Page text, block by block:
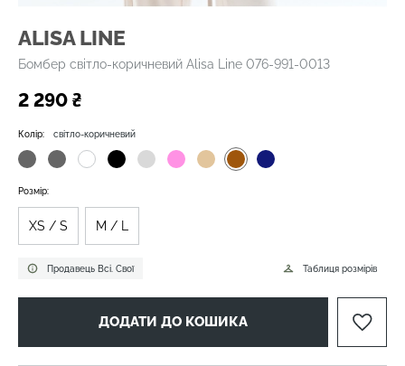
ALISA LINE
Бомбер світло-коричневий Alisa Line 076-991-0013
2 290 ₴
Продавець Всі. Свої
Колір: світло-коричневий
Таблиця розмірів
Розмір:
XS / S M / L
ДОДАТИ ДО КОШИКА